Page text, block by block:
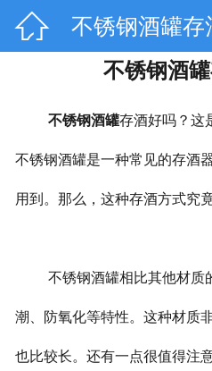
 不锈钢酒罐存
不锈钢酒
不锈钢酒罐存酒好吗？这
不锈钢酒罐是一种常见的存酒
用到。那么，这种存酒方式究
不锈钢酒罐相比其他材质
潮、防氧化等特性。这种材质
也比较长。还有一点很值得注